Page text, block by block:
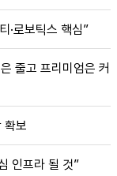
·로보틱스 핵심”
줄고 프리미엄은 커
확보
인프라 될 것”